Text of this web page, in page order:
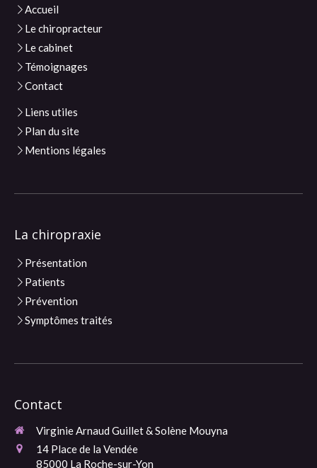
Accueil
Le chiropracteur
Le cabinet
Témoignages
Contact
Liens utiles
Plan du site
Mentions légales
La chiropraxie
Présentation
Patients
Prévention
Symptômes traités
Contact
Virginie Arnaud Guillet & Solène Mouyna
14 Place de la Vendée
85000 La Roche-sur-Yon